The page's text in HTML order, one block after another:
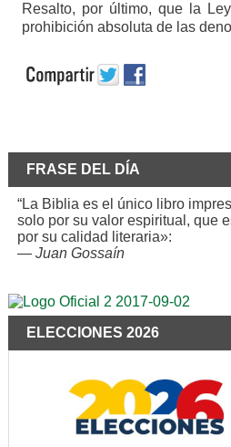
Resalto, por último, que la
prohibición absoluta de las
FRASE DEL DÍA
“La Biblia es el único libro
solo por su valor espiritual, que
por su calidad literaria»:
— Juan Gossaín
ELECCIONES 2026